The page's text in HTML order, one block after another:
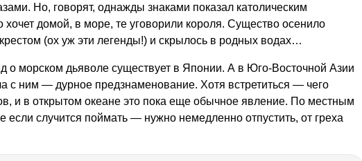
Но, говорят, однажды знаками показал католическим
хочет домой, в море, те уговорили короля. Существо осенило
(ох уж эти легенды!) и скрылось в родных водах…
о морском дьяволе существует в Японии. А в Юго-Восточной Азии
с ним — дурное предзнаменование. Хотя встретиться — чего
и в открытом океане это пока еще обычное явление. По местным
если случится поймать — нужно немедленно отпустить, от греха